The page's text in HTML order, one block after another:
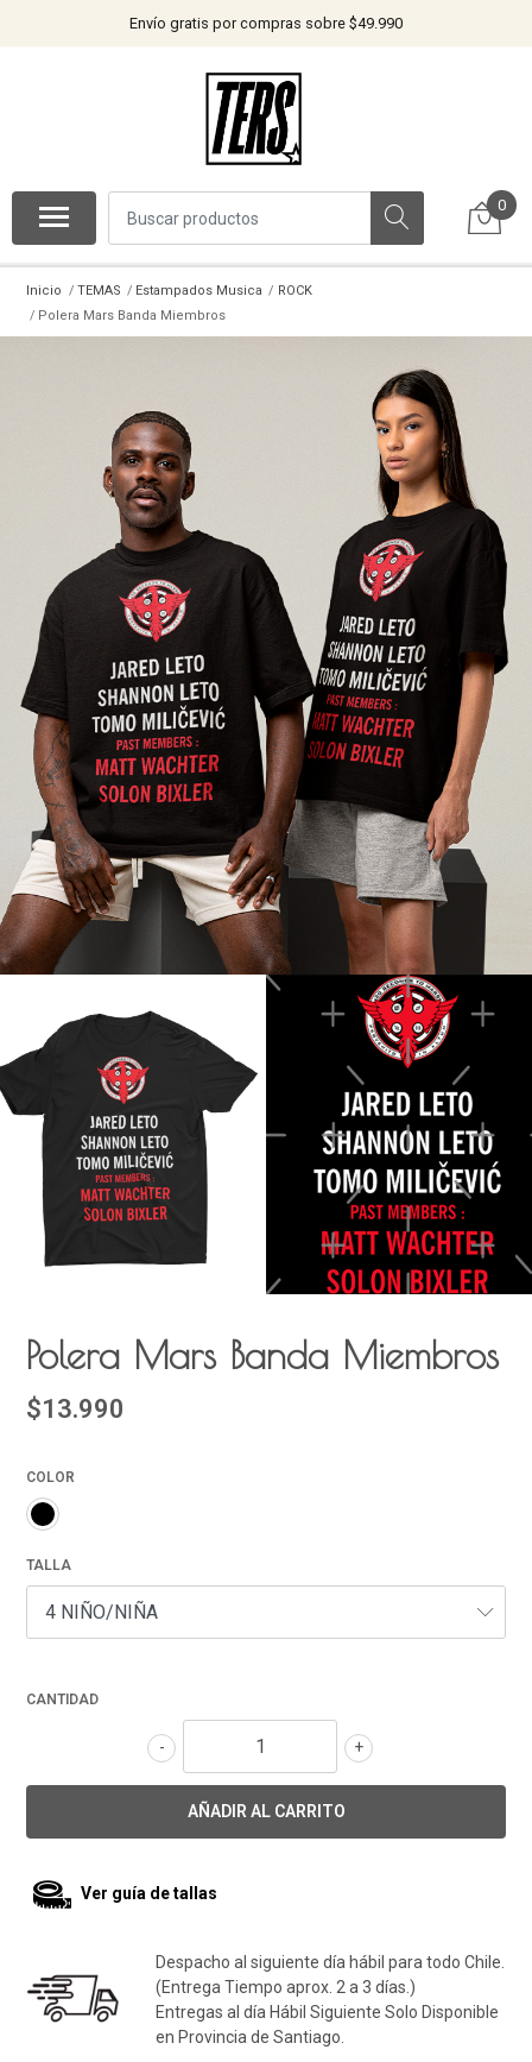
Envío gratis por compras sobre $49.990
0
Inicio TEMAS Estampados Musica
ROCK
Polera Mars Banda Miembros
Polera Mars Banda Miembros
$13.990
COLOR
TALLA
CANTIDAD
+
-
Ver guía de tallas
Despacho al siguiente día hábil para todo Chile.
(Entrega Tiempo aprox. 2 a 3 días.)
Entregas al día Hábil Siguiente Solo Disponible
en Provincia de Santiago.